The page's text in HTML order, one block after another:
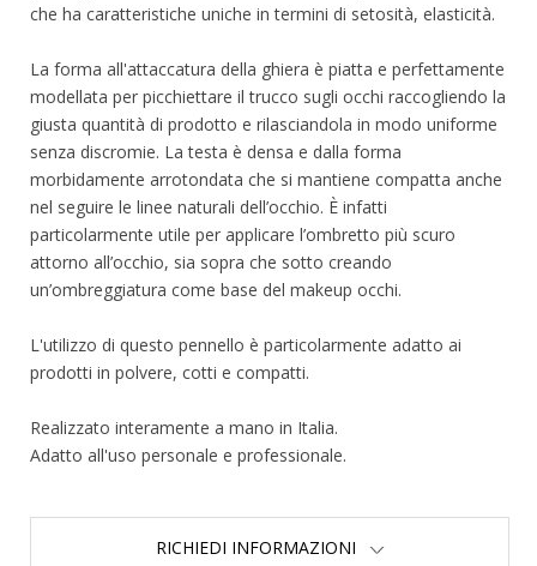
che ha caratteristiche uniche in termini di setosità, elasticità.
La forma all'attaccatura della ghiera è piatta e perfettamente
modellata per picchiettare il trucco sugli occhi raccogliendo la
giusta quantità di prodotto e rilasciandola in modo uniforme
senza discromie. La testa è densa e dalla forma
morbidamente arrotondata che si mantiene compatta anche
nel seguire le linee naturali dell’occhio. È infatti
particolarmente utile per applicare l’ombretto più scuro
attorno all’occhio, sia sopra che sotto creando
un’ombreggiatura come base del makeup occhi.
L'utilizzo di questo pennello è particolarmente adatto ai
prodotti in polvere, cotti e compatti.
Realizzato interamente a mano in Italia.
Adatto all'uso personale e professionale.
RICHIEDI INFORMAZIONI